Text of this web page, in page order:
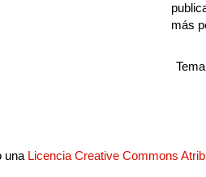
más
una Licencia Creative Commons